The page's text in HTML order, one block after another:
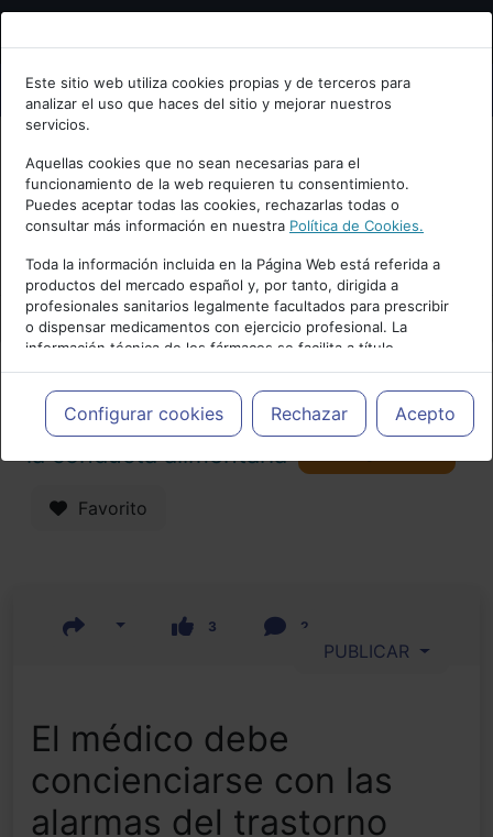
Bienvenid@ a psiquiatria.com
Escribe tu Email
Accede o regístrate con tu email.
Cancelar
Este sitio web utiliza cookies propias y de terceros para
analizar el uso que haces del sitio y mejorar nuestros
servicios.
Aquellas cookies que no sean necesarias para el
funcionamiento de la web requieren tu consentimiento.
Puedes aceptar todas las cookies, rechazarlas todas o
consultar más información en nuestra Política de Cookies.
Toda la información incluida en la Página Web está referida a
productos del mercado español y, por tanto, dirigida a
profesionales sanitarios legalmente facultados para prescribir
o dispensar medicamentos con ejercicio profesional. La
información técnica de los fármacos se facilita a título
meramente informativo, siendo responsabilidad de los
profesionales facultados prescribir medicamentos y decidir, en
cada caso concreto, el tratamiento más adecuado a las
necesidades del paciente.
Configurar cookies Rechazar Acepto
Actualidad y Artículos|Trastornos de
la conducta alimentaria
Favorito
3 2
PUBLICAR
El médico debe
concienciarse con las
alarmas del trastorno